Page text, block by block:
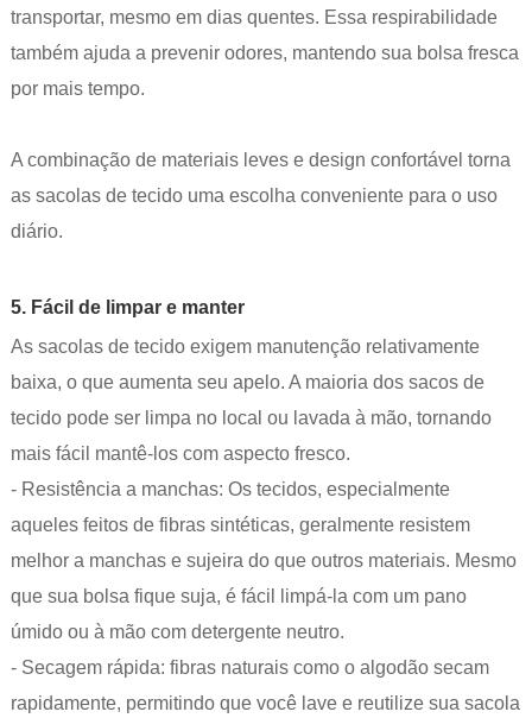
transportar, mesmo em dias quentes. Essa respirabilidade
também ajuda a prevenir odores, mantendo sua bolsa fresca
por mais tempo.
A combinação de materiais leves e design confortável torna
as sacolas de tecido uma escolha conveniente para o uso
diário.
5. Fácil de limpar e manter
As sacolas de tecido exigem manutenção relativamente
baixa, o que aumenta seu apelo. A maioria dos sacos de
tecido pode ser limpa no local ou lavada à mão, tornando
mais fácil mantê-los com aspecto fresco.
- Resistência a manchas: Os tecidos, especialmente
aqueles feitos de fibras sintéticas, geralmente resistem
melhor a manchas e sujeira do que outros materiais. Mesmo
que sua bolsa fique suja, é fácil limpá-la com um pano
úmido ou à mão com detergente neutro.
- Secagem rápida: fibras naturais como o algodão secam
rapidamente, permitindo que você lave e reutilize sua sacola